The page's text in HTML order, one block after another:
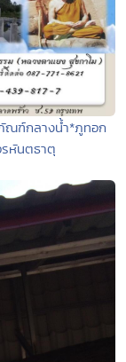
ณฑ์กลางน้ำ*ภูทอก
หันตธาตุ